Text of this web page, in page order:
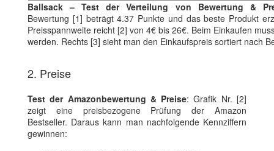
Ballsack – Test der Verteilung von Bewertung &
Bewertung [1] beträgt 4.37 Punkte und das beste Produkt
Preisspannweite reicht [2] von 4€ bis 26€. Beim Einkaufen
werden. Rechts [3] sieht man den Einkaufspreis sortiert nach
2. Preise
Test der Amazonbewertung & Preise: Grafik Nr. [2]
zeigt eine preisbezogene Prüfung der Amazon
Bestseller. Daraus kann man nachfolgende Kennziffern
gewinnen: